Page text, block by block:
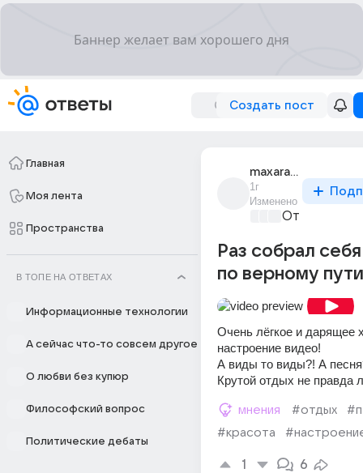
Создать пост
Главная
Моя лента
Пространства
В ТОПЕ НА ОТВЕТАХ
Информационные технологии
А сейчас что-то совсем другое
О любви без купюр
Философский вопрос
Политические дебаты
maxaratx
1г
Изменено
Отпуск
Раз собрал
по верному
Очень лёгкое и дарящее
настроение видео!
А виды то виды?! А
Крутой отдых не правда
мнения #отдых
#красота
1 6